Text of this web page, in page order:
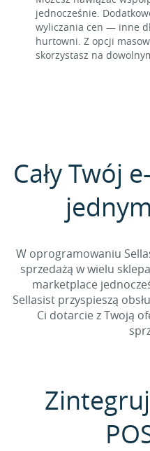
jednocześnie.
wyliczania cen — inne
hurtowni. Z opcji
skorzystasz na
Cały Twój
W oprogramowaniu
sprzedażą w wielu
marketplace
Sellasist przyspieszą
Ci dotarcie z Twoją